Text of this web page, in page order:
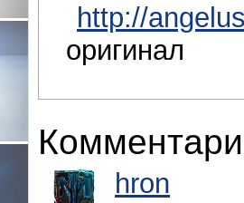
http://
оригинал
hron